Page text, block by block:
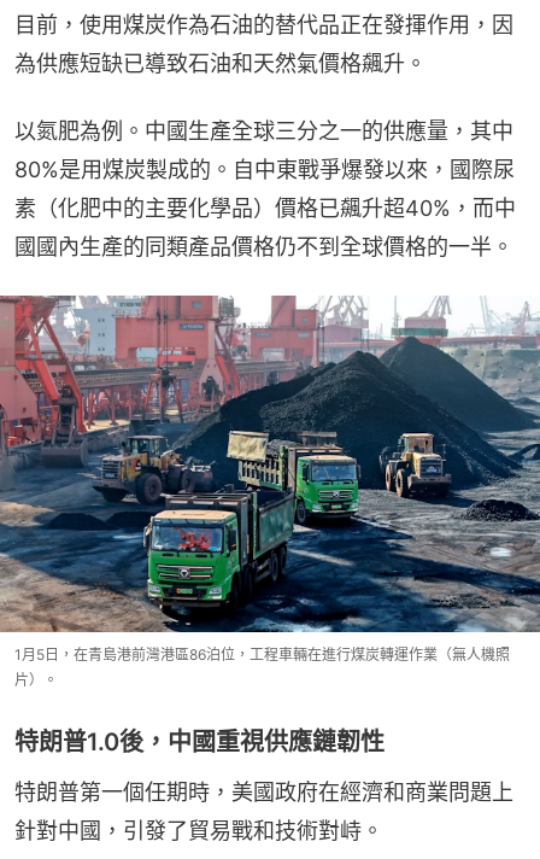
目前，使用煤炭作為石油的替代品正在發揮作用，因
為供應短缺已導致石油和天然氣價格飆升。
以氮肥為例。中國生產全球三分之一的供應量，其中
80%是用煤炭製成的。自中東戰爭爆發以來，國際尿
素（化肥中的主要化學品）價格已飆升超40%，而中
國國內生產的同類產品價格仍不到全球價格的一半。
1月5日，在青島港前灣港區86泊位，工程車輛在進行煤炭轉運作業（無人機照
片）。
特朗普1.0後，中國重視供應鏈韌性
特朗普第一個任期時，美國政府在經濟和商業問題上
針對中國，引發了貿易戰和技術對峙。